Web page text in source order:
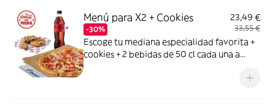
Menú para X2 + Cookies
-30%
23,49 €
33,55 €
Escoge tu mediana especialidad favorita +
cookies + 2 bebidas de 50 cl cada una a
Fanta de naranja, Fuze tea o Aquarius de